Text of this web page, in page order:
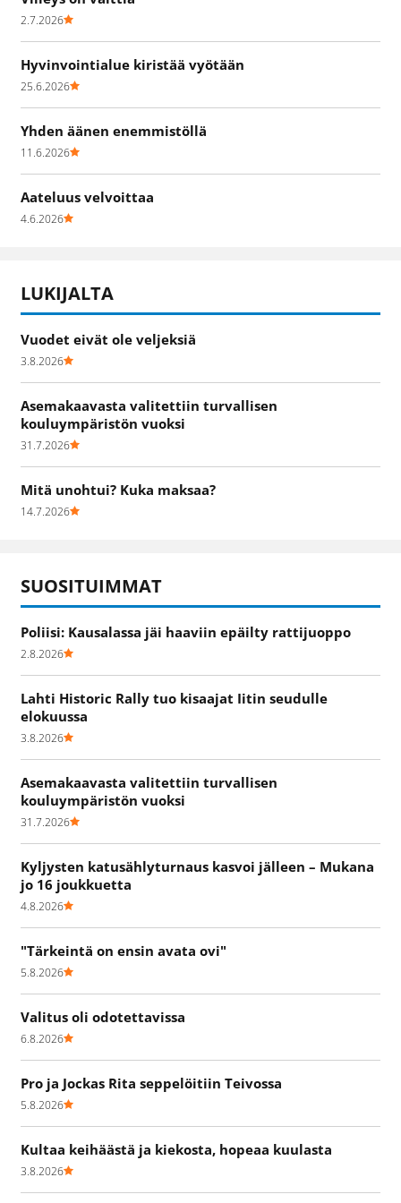
2.7.2026
Hyvinvointialue kiristää vyötään
25.6.2026
Yhden äänen enemmistöllä
11.6.2026
Aateluus velvoittaa
4.6.2026
LUKIJALTA
Vuodet eivät ole veljeksiä
3.8.2026
Asemakaavasta valitettiin turvallisen
kouluympäristön vuoksi
31.7.2026
Mitä unohtui? Kuka maksaa?
14.7.2026
SUOSITUIMMAT
Poliisi: Kausalassa jäi haaviin epäilty rattijuoppo
2.8.2026
Lahti Historic Rally tuo kisaajat Iitin seudulle
elokuussa
3.8.2026
Asemakaavasta valitettiin turvallisen
kouluympäristön vuoksi
31.7.2026
Kyljysten katusählyturnaus kasvoi jälleen – Mukana
jo 16 joukkuetta
4.8.2026
"Tärkeintä on ensin avata ovi"
5.8.2026
Valitus oli odotettavissa
6.8.2026
Pro ja Jockas Rita seppelöitiin Teivossa
5.8.2026
Kultaa keihäästä ja kiekosta, hopeaa kuulasta
3.8.2026